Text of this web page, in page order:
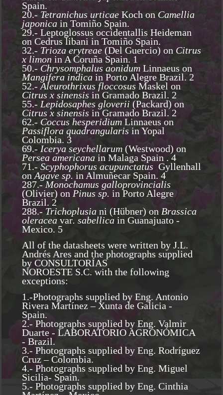
Spain.
20.- Tetranichus urticae Koch on Camellia
japonica in Tomiño Spain.
29.- Leptoglossus occidentallis Heideman
on Cedrus libani in Tomiño Spain.
32.- Trioza erytreae (Del Guercio) on Citrus
x limon in A Coruña Spain. 1
50.- Chrysomphalus aonidum Linnaeus on
Mangifera indica in Porto Alegre Brazil. 2
52.- Aleurothrixus floccosus Maskel on
Citrus x sinensis in Gramado Brazil. 2
55.- Lepidosaphes gloverii (Packard) on
Citrus x sinensis in Gramado Brazil. 2
62.- Coccus hesperidium Linnaeus on
Passiflora quadrangularis in Yopal
Colombia. 3
69.- Icerya seychellarum (Westwood) on
Persea americana in Malaga Spain . 4
71.- Scyphophorus acupunctatus Gyllenhall
on Agave sp. in Almuñecar Spain. 4
287.- Monochamus galloprovincialis
(Olivier) on Pinus sp. in Porto Alegre
Brazil. 2
288.- Trichoplusia ni (Hübner) on Brassica
oleracea var. sabellica in Guanajuato -
Mexico. 5
All of the datasheets were written by J.L.
Andrés Ares and the photographs supplied
by CONSULTORÍAS
NOROESTE S.C. with the following
exceptions:
1.-Photographs supplied by Eng. Antonio
Rivera Martínez – Xunta de Galicia -
Spain.
2.- Photographs supplied by Eng. Valmir
Duarte - LABORATORIO AGRONÓMICA
- Brazil.
3.- Photographs supplied by Eng. Rodríguez
Cruz – Colombia.
4.- Photographs supplied by Eng. Miguel
Sicilia- Spain.
5.- Photographs supplied by Eng. Cinthia